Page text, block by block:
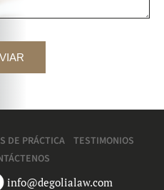
DE PRÁCTICA
TESTIMONIOS
info@degolialaw.com